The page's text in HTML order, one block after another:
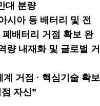
대 분량
시아 등 배터리 및 전
배터리 거점 확보 완
량 내재화 및 글로벌 거
거점 · 핵심기술 확보
자신”